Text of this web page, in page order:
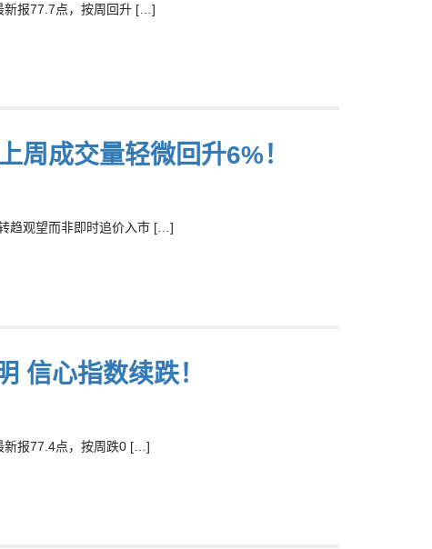
新报77.7点，按周回升 […]
周成交量轻微回升6%！
趋观望而非即时追价入市 […]
信心指数续跌！
新报77.4点，按周跌0 […]